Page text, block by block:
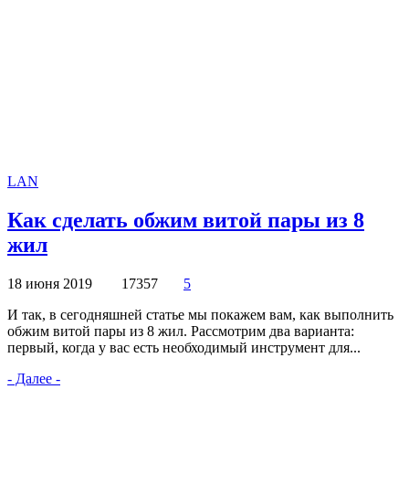
LAN
Как сделать обжим витой пары из 8
жил
18 июня 2019 17357 5
И так, в сегодняшней статье мы покажем вам, как выполнить
обжим витой пары из 8 жил. Рассмотрим два варианта:
первый, когда у вас есть необходимый инструмент для...
- Далее -